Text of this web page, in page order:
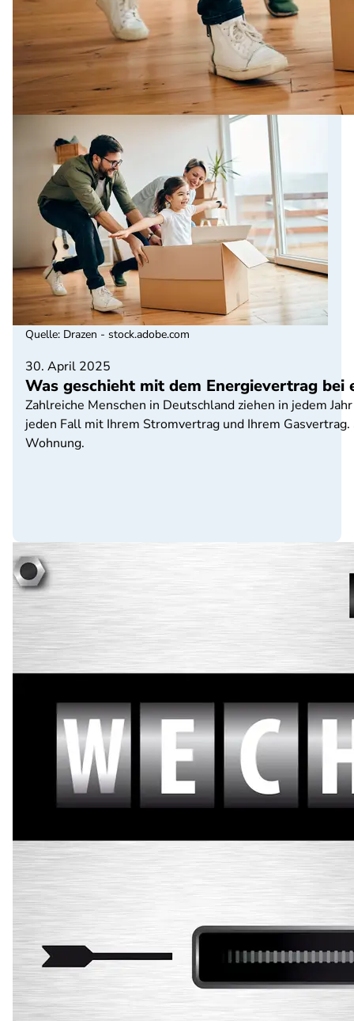
30. April 2025
Was geschieht mit dem Energievertrag bei
Zahlreiche Menschen in Deutschland ziehen in jedem
jeden Fall mit Ihrem Stromvertrag und Ihrem
Wohnung.
Quelle: Drazen - stock.adobe.com